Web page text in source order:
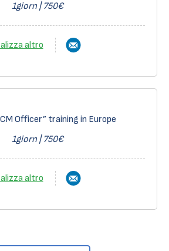
1giorn | 750€
altro
Officer” training in Europe
1giorn | 750€
altro